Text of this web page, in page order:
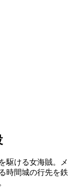
駆ける女海賊。メ
時間城の行先を鉄